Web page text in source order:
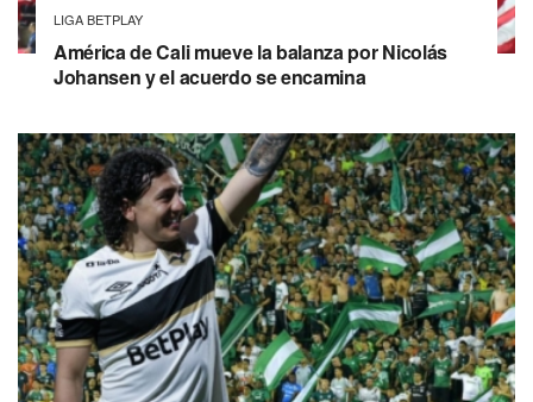
LIGA BETPLAY
América de Cali mueve la balanza por Nicolás
Johansen y el acuerdo se encamina